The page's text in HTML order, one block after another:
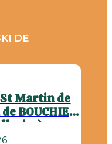
DE
Martin de
BOUCHIER